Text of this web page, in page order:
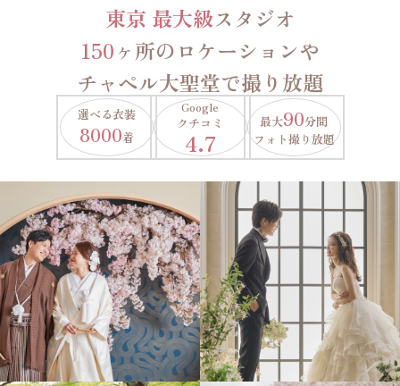
東京 最大級スタジオ
150ヶ所のロケーションや
チャペル大聖堂で撮り放題
選べる衣装
8000着
Google
クチコミ
4.7
最大90分間
フォト撮り放題